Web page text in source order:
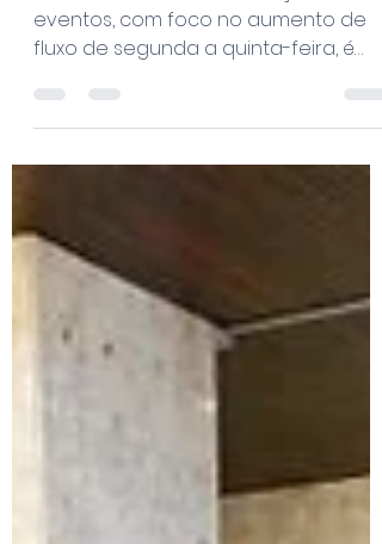
Turismo de Bento
Um trabalho forte de atração de